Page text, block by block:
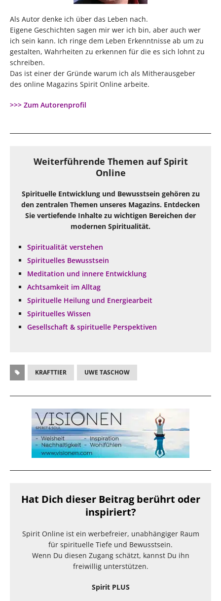
Als Autor denke ich über das Leben nach.
Eigene Geschichten sagen mir wer ich bin, aber auch wer
ich sein kann. Ich ringe dem Leben Erkenntnisse ab um zu
gestalten, Wahrheiten zu erkennen für die es sich lohnt zu
schreiben.
Das ist einer der Gründe warum ich als Mitherausgeber
des online Magazins Spirit Online arbeite.
>>> Zum Autorenprofil
Weiterführende Themen auf Spirit
Online
Spirituelle Entwicklung und Bewusstsein gehören zu
den zentralen Themen unseres Magazins. Entdecken
Sie vertiefende Inhalte zu wichtigen Bereichen der
modernen Spiritualität.
Spiritualität verstehen
Spirituelles Bewusstsein
Meditation und innere Entwicklung
Achtsamkeit im Alltag
Spirituelle Heilung und Energiearbeit
Spirituelles Wissen
Gesellschaft & spirituelle Perspektiven
KRAFTTIER UWE TASCHOW
Hat Dich dieser Beitrag berührt oder
inspiriert?
Spirit Online ist ein werbefreier, unabhängiger Raum
für spirituelle Tiefe und Bewusstsein.
Wenn Du diesen Zugang schätzt, kannst Du ihn
freiwillig unterstützen.
Spirit PLUS